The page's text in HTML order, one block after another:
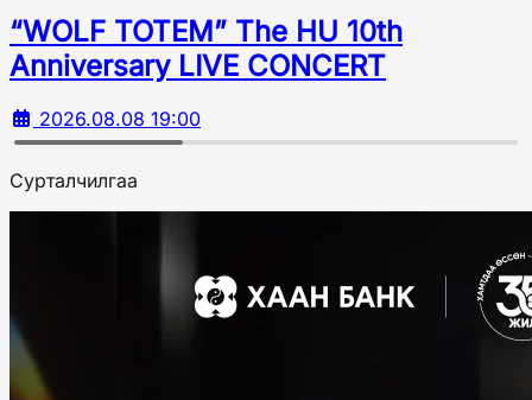
“WOLF TOTEM” The HU 10th
Аnniversary LIVE CONCERT
2026.08.08 19:00
Сурталчилгаа